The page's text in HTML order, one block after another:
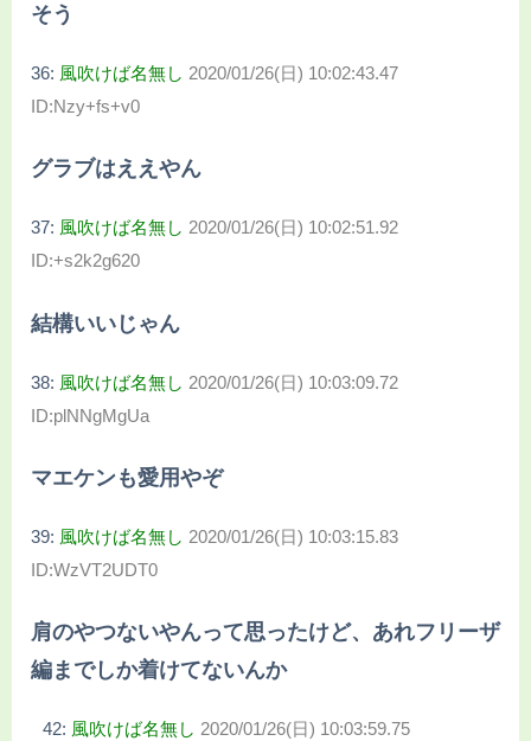
そう
36: 風吹けば名無し 2020/01/26(日) 10:02:43.47
ID:Nzy+fs+v0
グラブはええやん
37: 風吹けば名無し 2020/01/26(日) 10:02:51.92
ID:+s2k2g620
結構いいじゃん
38: 風吹けば名無し 2020/01/26(日) 10:03:09.72
ID:plNNgMgUa
マエケンも愛用やぞ
39: 風吹けば名無し 2020/01/26(日) 10:03:15.83
ID:WzVT2UDT0
肩のやつないやんって思ったけど、あれフリーザ
編までしか着けてないんか
42: 風吹けば名無し 2020/01/26(日) 10:03:59.75